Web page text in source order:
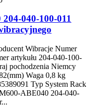
040-100-011
Wibracje Numer
artykułu 204-040-100-
pochodzenia Niemcy
Waga 0,8 kg
Typ System Rack
ABE040 204-040-